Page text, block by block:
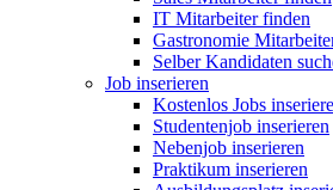
IT Mitarbeiter finden
Gastronomie
Selber Kandidaten
Job inserieren
Kostenlos Jobs
Studentenjob inserieren
Nebenjob inserieren
Praktikum inserieren